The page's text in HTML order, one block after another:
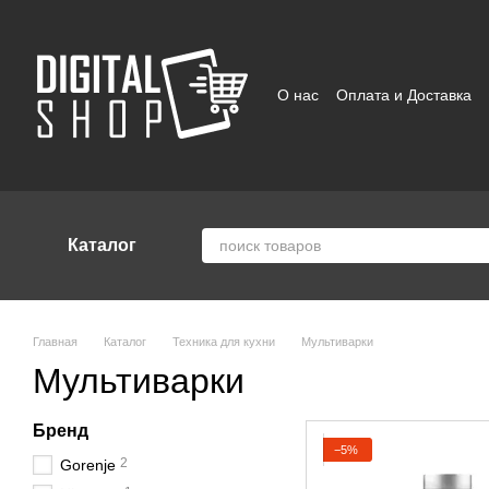
О нас Оплата и Доставка
Каталог
Главная Каталог Техника для кухни Мультиварки
Мультиварки
−5%
Бренд
Gorenje 2